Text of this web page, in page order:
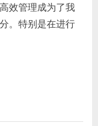
效管理成为了我
。特别是在进行